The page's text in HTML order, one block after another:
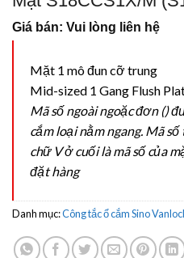
Giá bán: Vui lòng liên hệ
Mặt 1 mô đun cỡ trung
Mid-sized 1 Gang Flush
Mã số ngoài ngoặc đơn ()
cắm loại nằm ngang. Mã
chữ V ở cuối là mã số của
đặt hàng
Danh mục:Công tắc ổ cắm Sino